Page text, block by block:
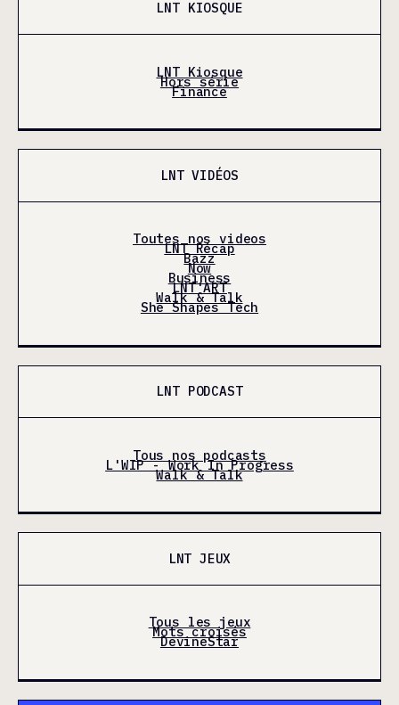
LNT KIOSQUE
LNT Kiosque
Hors série
Finance
LNT VIDÉOS
Toutes nos videos
LNT Récap
Bazz
Now
Business
LNT'ART
Walk & Talk
She Shapes Tech
LNT PODCAST
Tous nos podcasts
L'WIP - Work In Progress
Walk & Talk
LNT JEUX
Tous les jeux
Mots croisés
DevineStar